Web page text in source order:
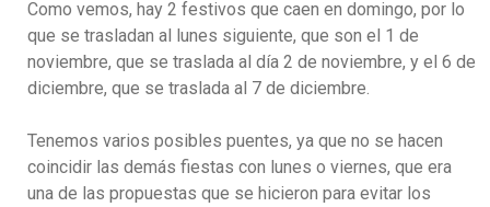
Como vemos, hay 2 festivos que caen en domingo, por lo
que se trasladan al lunes siguiente, que son el 1 de
noviembre, que se traslada al día 2 de noviembre, y el 6 de
diciembre, que se traslada al 7 de diciembre.
Tenemos varios posibles puentes, ya que no se hacen
coincidir las demás fiestas con lunes o viernes, que era
una de las propuestas que se hicieron para evitar los